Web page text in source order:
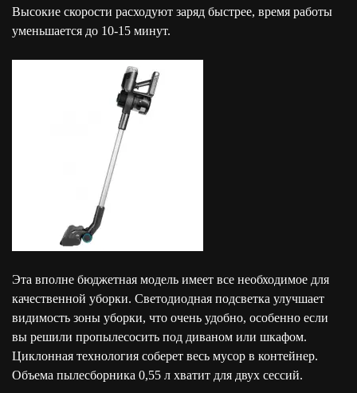
Высокие скорости расходуют заряд быстрее, время работы
уменьшается до 10-15 минут.
Эта вполне бюджетная модель имеет все необходимое для
качественной уборки. Светодиодная подсветка улучшает
видимость зоны уборки, что очень удобно, особенно если
вы решили пропылесосить под диваном или шкафом.
Циклонная технология соберет весь мусор в контейнер.
Объема пылесборника 0,55 л хватит для двух сессий.